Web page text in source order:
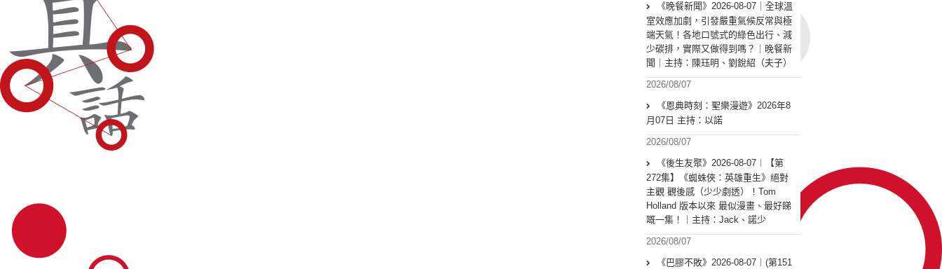
《晚餐新聞》2026-08-07｜全球溫
室效應加劇，引發嚴重氣候反常與極
端天氣！各地口號式的綠色出行、減
少碳排，實際又做得到嗎？｜晚餐新
聞｜主持：陳珏明、劉銳紹（夫子）
2026/08/07
《恩典時刻：聖樂漫遊》2026年8
月07日 主持：以諾
2026/08/07
《後生友聚》2026-08-07︱【第
272集】《蜘蛛俠：英雄重生》絕對
主觀 觀後感（少少劇透）！Tom
Holland 版本以來 最似漫畫、最好睇
嘅一集！｜主持：Jack、諾少
2026/08/07
《巴膠不敗》2026-08-07︱(第151